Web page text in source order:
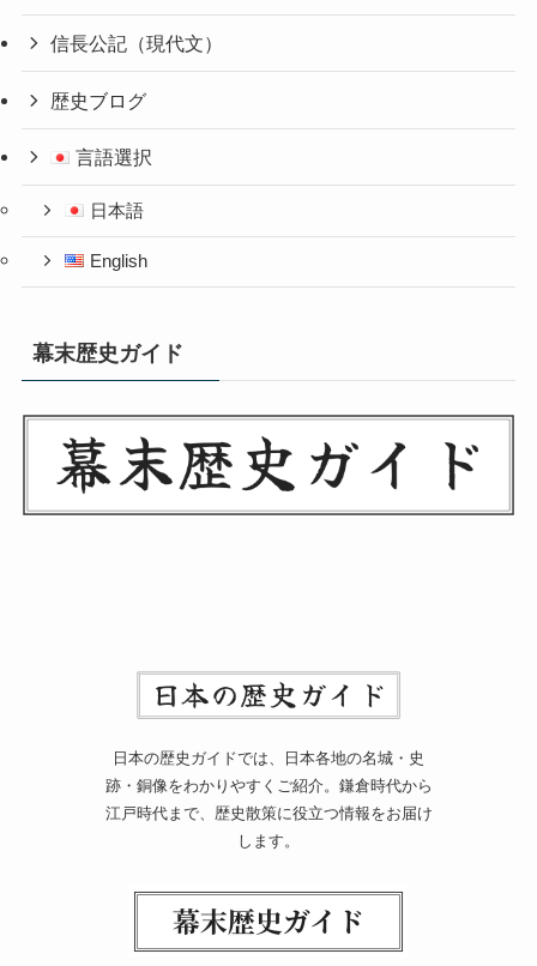
信長公記（現代文）
歴史ブログ
言語選択
日本語
English
幕末歴史ガイド
日本の歴史ガイドでは、日本各地の名城・史
跡・銅像をわかりやすくご紹介。鎌倉時代から
江戸時代まで、歴史散策に役立つ情報をお届け
します。